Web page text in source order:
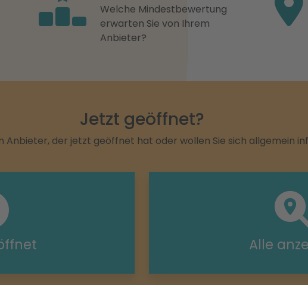
Welche Mindestbewertung
erwarten Sie von Ihrem
Anbieter?
Jetzt geöffnet?
Anbieter, der jetzt geöffnet hat oder wollen Sie sich allgemein
Alle